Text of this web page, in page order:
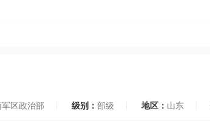
区政治部 级别： 部级 地区： 山东